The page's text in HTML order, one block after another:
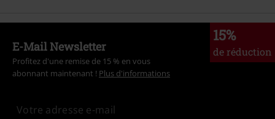
15%
de réduction
E-Mail Newsletter
Profitez d'une remise de 15 % en vous
abonnant maintenant ! Plus d'informations